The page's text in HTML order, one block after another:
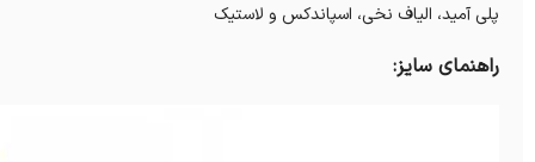
پلی آمید، الیاف نخی، اسپاندکس و لاستیک
راهنمای سایز: